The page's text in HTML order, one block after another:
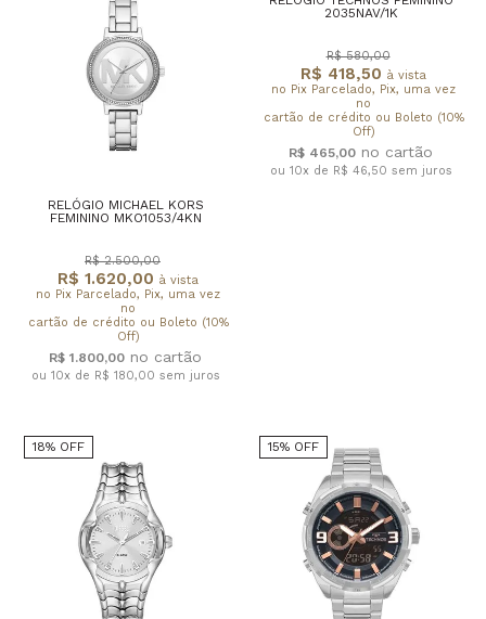
RELÓGIO MICHAEL KORS
FEMININO MKO1053/4KN
R$ 1.620,00 à vista
no Pix Parcelado, Pix, uma vez
no
cartão de crédito ou Boleto (10%
Off)
R$ 2.500,00
R$ 1.800,00
ou 10x de R$ 180,00 sem juros
2035NAV/1K
R$ 418,50 à vista
no Pix Parcelado, Pix, uma vez
no
cartão de crédito ou Boleto (10%
Off)
R$ 580,00
R$ 465,00
ou 10x de R$ 46,50 sem juros
18% OFF 15% OFF